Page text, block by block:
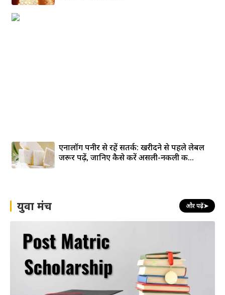
एनालॉग पनीर से रहें सतर्क: खरीदने से पहले लेबल
जरूर पढ़ें, जानिए कैसे करें असली-नकली की...
युवा मंच और पढ़ें➤